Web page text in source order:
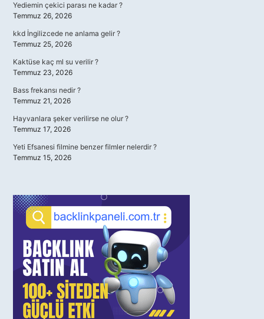
Yediemin çekici parası ne kadar ?
Temmuz 26, 2026
kkd İngilizcede ne anlama gelir ?
Temmuz 25, 2026
Kaktüse kaç ml su verilir ?
Temmuz 23, 2026
Bass frekansı nedir ?
Temmuz 21, 2026
Hayvanlara şeker verilirse ne olur ?
Temmuz 17, 2026
Yeti Efsanesi filmine benzer filmler nelerdir ?
Temmuz 15, 2026